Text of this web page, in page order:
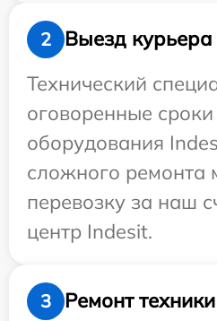
2
Выезд курьера
Технический
оговоренные
оборудования
сложного ремонта
перевозку за наш
центр Indesit.
3 Ремонт техники